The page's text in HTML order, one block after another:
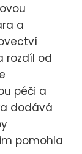
a
rozdíl od
péči a
dodává
pomohla